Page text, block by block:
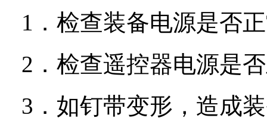
1． 检查装备电源是否
2． 检查遥控器电源是
3． 如钉带变形，造成